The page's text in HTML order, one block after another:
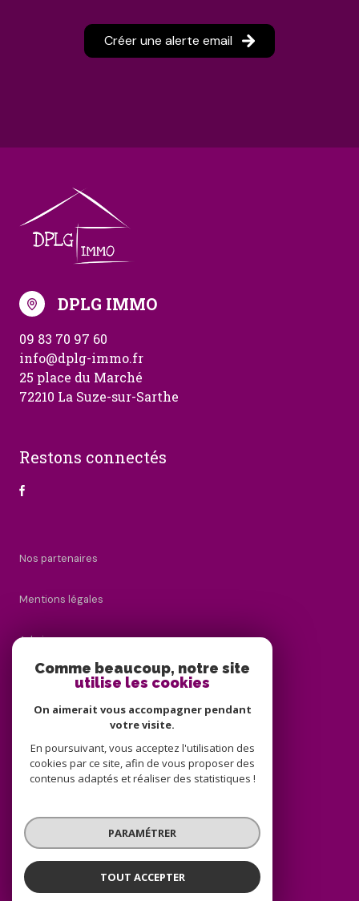
Créer une alerte email
DPLG IMMO
09 83 70 97 60
info@dplg-immo.fr
25 place du Marché
72210 La Suze-sur-Sarthe
Restons connectés
Nos partenaires
Mentions légales
Admin
Nos honoraires
Cookies
© 2026 | Tous droits réservés
Réalisé par
Comme beaucoup, notre site
utilise les cookies
On aimerait vous accompagner pendant
votre visite.
En poursuivant, vous acceptez l'utilisation des
cookies par ce site, afin de vous proposer des
contenus adaptés et réaliser des statistiques !
PARAMÉTRER
TOUT ACCEPTER